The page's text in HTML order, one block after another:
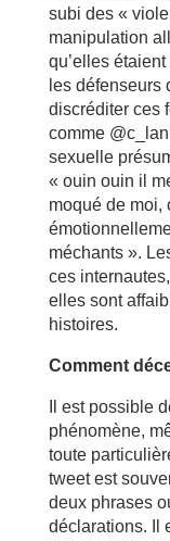
subi des «
manipulation
qu’elles
les défenseurs
discréditer ces
comme
sexuelle
« ouin ouin il
moqué de moi,
méchants ».
ces
elles sont
histoires.
Comment
Il est possible
phénomène,
toute
tweet est
deux phrases
déclarations. Il